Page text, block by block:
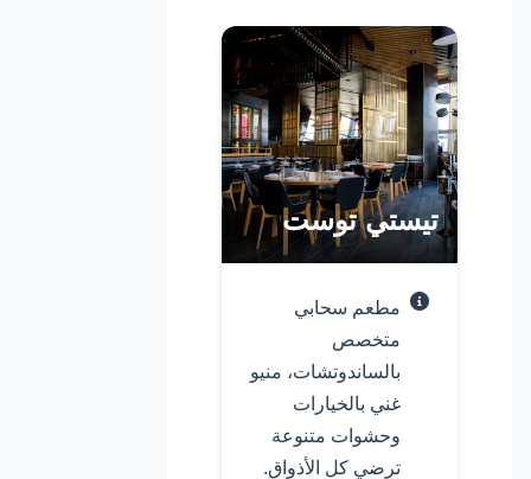
قائمة المطاعم
تيستي توست
مطعم سحابي
متخصص
بالساندوتشات، منيو
غني بالخيارات
وحشوات متنوعة
ترضي كل الأذواق.